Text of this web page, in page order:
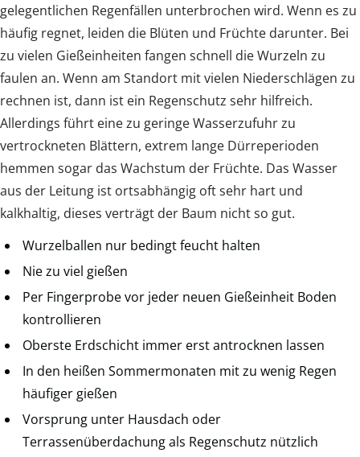
gelegentlichen Regenfällen unterbrochen wird. Wenn es zu
häufig regnet, leiden die Blüten und Früchte darunter. Bei
zu vielen Gießeinheiten fangen schnell die Wurzeln zu
faulen an. Wenn am Standort mit vielen Niederschlägen zu
rechnen ist, dann ist ein Regenschutz sehr hilfreich.
Allerdings führt eine zu geringe Wasserzufuhr zu
vertrockneten Blättern, extrem lange Dürreperioden
hemmen sogar das Wachstum der Früchte. Das Wasser
aus der Leitung ist ortsabhängig oft sehr hart und
kalkhaltig, dieses verträgt der Baum nicht so gut.
Wurzelballen nur bedingt feucht halten
Nie zu viel gießen
Per Fingerprobe vor jeder neuen Gießeinheit Boden
kontrollieren
Oberste Erdschicht immer erst antrocknen lassen
In den heißen Sommermonaten mit zu wenig Regen
häufiger gießen
Vorsprung unter Hausdach oder
Terrassenüberdachung als Regenschutz nützlich